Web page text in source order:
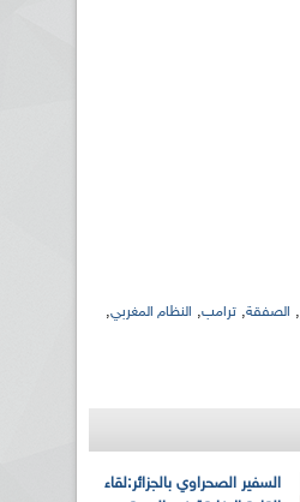
, الصفقة, ترامب, النظام المغربي,
السفير الصحراوي بالجزائر:لقاء